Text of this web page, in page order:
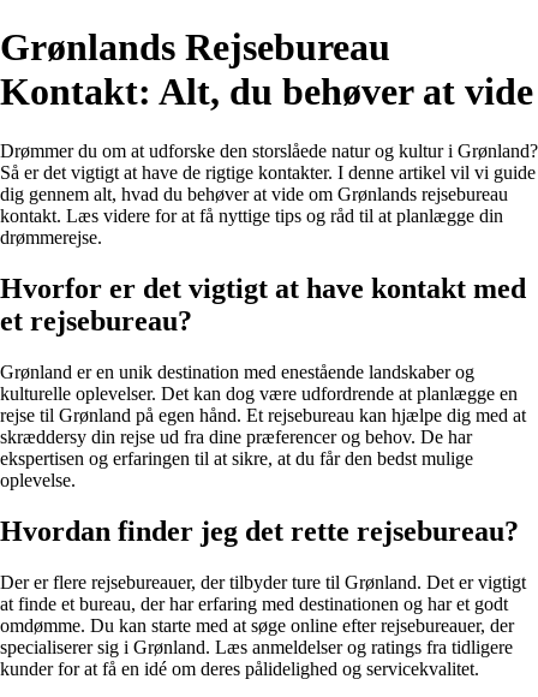
Grønlands Rejsebureau
Kontakt: Alt, du behøver at vide
Drømmer du om at udforske den storslåede natur og kultur i Grønland?
Så er det vigtigt at have de rigtige kontakter. I denne artikel vil vi guide
dig gennem alt, hvad du behøver at vide om Grønlands rejsebureau
kontakt. Læs videre for at få nyttige tips og råd til at planlægge din
drømmerejse.
Hvorfor er det vigtigt at have kontakt med
et rejsebureau?
Grønland er en unik destination med enestående landskaber og
kulturelle oplevelser. Det kan dog være udfordrende at planlægge en
rejse til Grønland på egen hånd. Et rejsebureau kan hjælpe dig med at
skræddersy din rejse ud fra dine præferencer og behov. De har
ekspertisen og erfaringen til at sikre, at du får den bedst mulige
oplevelse.
Hvordan finder jeg det rette rejsebureau?
Der er flere rejsebureauer, der tilbyder ture til Grønland. Det er vigtigt
at finde et bureau, der har erfaring med destinationen og har et godt
omdømme. Du kan starte med at søge online efter rejsebureauer, der
specialiserer sig i Grønland. Læs anmeldelser og ratings fra tidligere
kunder for at få en idé om deres pålidelighed og servicekvalitet.